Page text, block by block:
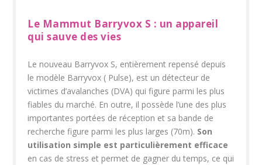
Le Mammut Barryvox S : un appareil
qui sauve des vies
Le nouveau Barryvox S, entièrement repensé depuis
le modèle Barryvox ( Pulse), est un détecteur de
victimes d’avalanches (DVA) qui figure parmi les plus
fiables du marché. En outre, il possède l’une des plus
importantes portées de réception et sa bande de
recherche figure parmi les plus larges (70m). Son
utilisation simple est particulièrement efficace
en cas de stress et permet de gagner du temps, ce qui